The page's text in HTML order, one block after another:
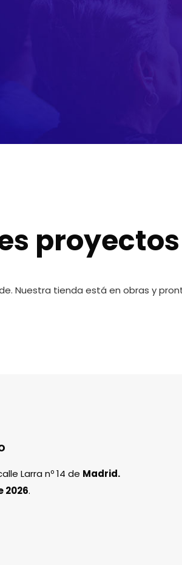
Nuestra tienda está en obras y
Larra nº 14 de Madrid.
2026.